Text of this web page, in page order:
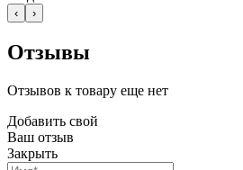
‹ ›
Отзывы
Отзывов к товару еще нет
Добавить свой
Ваш отзыв
Закрыть